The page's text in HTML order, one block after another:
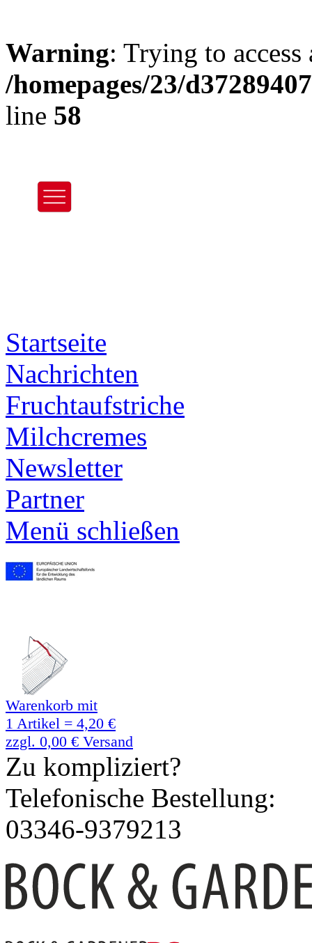
Warning: Trying to
/homepages/23/
line 58
Startseite
Nachrichten
Frucht­aufstriche
Milchcremes
Newsletter
Partner
Menü schließen
Warenkorb mit
1 Artikel = 4,20 €
zzgl. 0,00 € Versand
Zu kompliziert?
Telefonische Bestellung:
03346-9379213